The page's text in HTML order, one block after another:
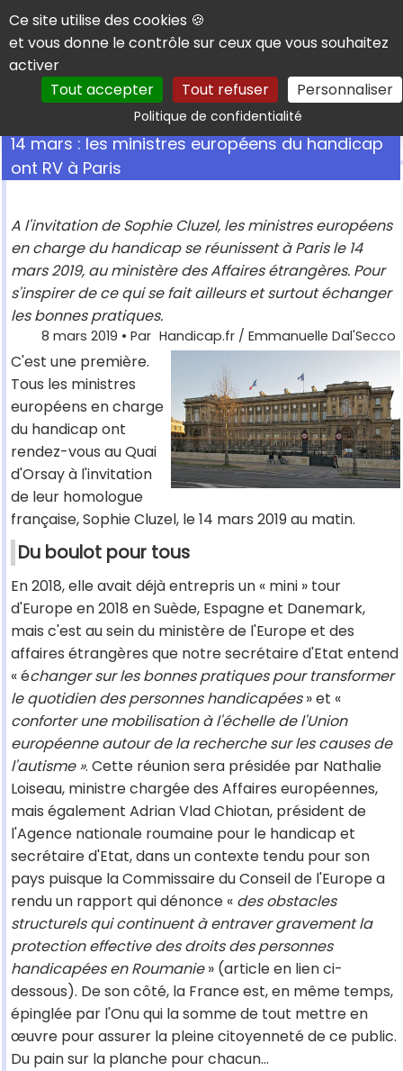
Panneau de gestion des cookies
Ce site utilise des cookies 🍪
et vous donne le contrôle sur ceux que vous souhaitez
activer
Tout accepter
Tout refuser Personnaliser
Politique de confidentialitéRechercher
14 mars : les ministres européens du handicap
ont RV à Paris
A l'invitation de Sophie Cluzel, les ministres européens
en charge du handicap se réunissent à Paris le 14
mars 2019, au ministère des Affaires étrangères. Pour
s'inspirer de ce qui se fait ailleurs et surtout échanger
les bonnes pratiques.
8 mars 2019 • Par Handicap.fr / Emmanuelle Dal'Secco
C'est une première.
Tous les ministres
européens en charge
du handicap ont
rendez-vous au Quai
d'Orsay à l'invitation
de leur homologue
française, Sophie Cluzel, le 14 mars 2019 au matin.
Du boulot pour tous
En 2018, elle avait déjà entrepris un « mini » tour
d'Europe en 2018 en Suède, Espagne et Danemark,
mais c'est au sein du ministère de l'Europe et des
affaires étrangères que notre secrétaire d'Etat entend
« échanger sur les bonnes pratiques pour transformer
le quotidien des personnes handicapées» et «
conforter une mobilisation à l'échelle de l'Union
européenne autour de la recherche sur les causes de
l'autisme ». Cette réunion sera présidée par Nathalie
Loiseau, ministre chargée des Affaires européennes,
mais également Adrian Vlad Chiotan, président de
l'Agence nationale roumaine pour le handicap et
secrétaire d'Etat, dans un contexte tendu pour son
pays puisque la Commissaire du Conseil de l'Europe a
rendu un rapport qui dénonce « des obstacles
structurels qui continuent à entraver gravement la
protection effective des droits des personnes
handicapées en Roumanie» (article en lien ci-
dessous). De son côté, la France est, en même temps,
épinglée par l'Onu qui la somme de tout mettre en
œuvre pour assurer la pleine citoyenneté de ce public.
Du pain sur la planche pour chacun…